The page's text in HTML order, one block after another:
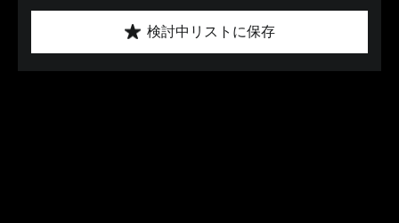
検討中リストに保存